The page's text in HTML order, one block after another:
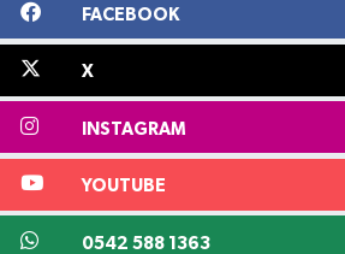
FACEBOOK
X
INSTAGRAM
YOUTUBE
0542 588 1363